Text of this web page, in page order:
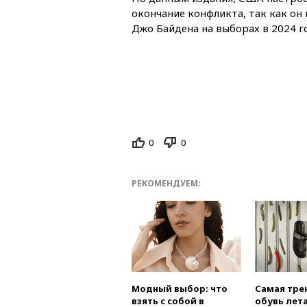
окончание конфликта, так как
Джо Байдена на выборах в 2024
0 0
РЕКОМЕНДУЕМ:
Модный выбор: что
взять с собой в
Самая
обувь